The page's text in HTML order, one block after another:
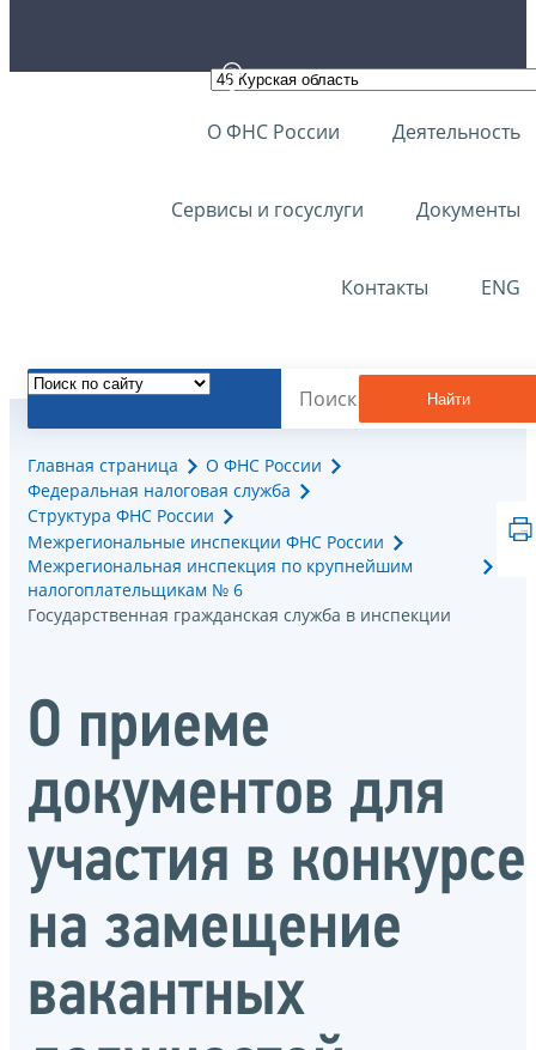
О ФНС России Деятельность
Сервисы и госуслуги Документы
Контакты ENG
Найти
Главная страница
О ФНС России
Федеральная налоговая служба
Структура ФНС России
Межрегиональные инспекции ФНС России
Межрегиональная инспекция по крупнейшим
налогоплательщикам № 6
Государственная гражданская служба в инспекции
О приеме
документов для
участия в конкурсе
на замещение
вакантных